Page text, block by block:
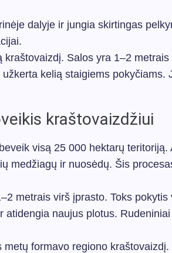
dalyje ir jungia skirtingas
Salos yra 1–2
kelią staigiems
kraštovaizdžiui
visą 25 000 hektarų
medžiagų ir nuosėdų. Šis
metrais virš įprasto. Toks
atidengia naujus plotus.
formavo regiono